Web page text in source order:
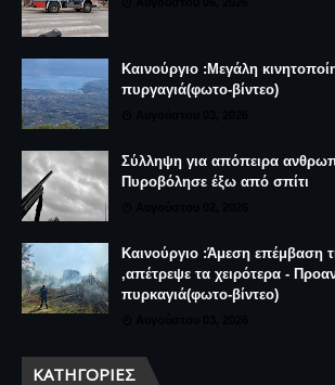
Καινούργιο :Μεγάλη
πυργαγιά(φωτο-βίντεο)
Σύλληψη για απόπειρα
Πυροβόλησε έξω από σπίτι
Καινούργιο :Άμεση επέμβαση
,απέτρεψε τα χειρότερα -
πυρκαγιά(φωτο-βίντεο)
ΚΑΤΗΓΟΡΊΕΣ